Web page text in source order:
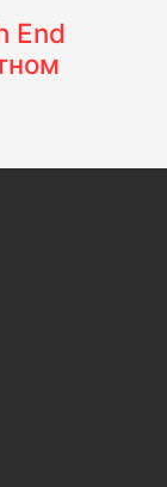
End